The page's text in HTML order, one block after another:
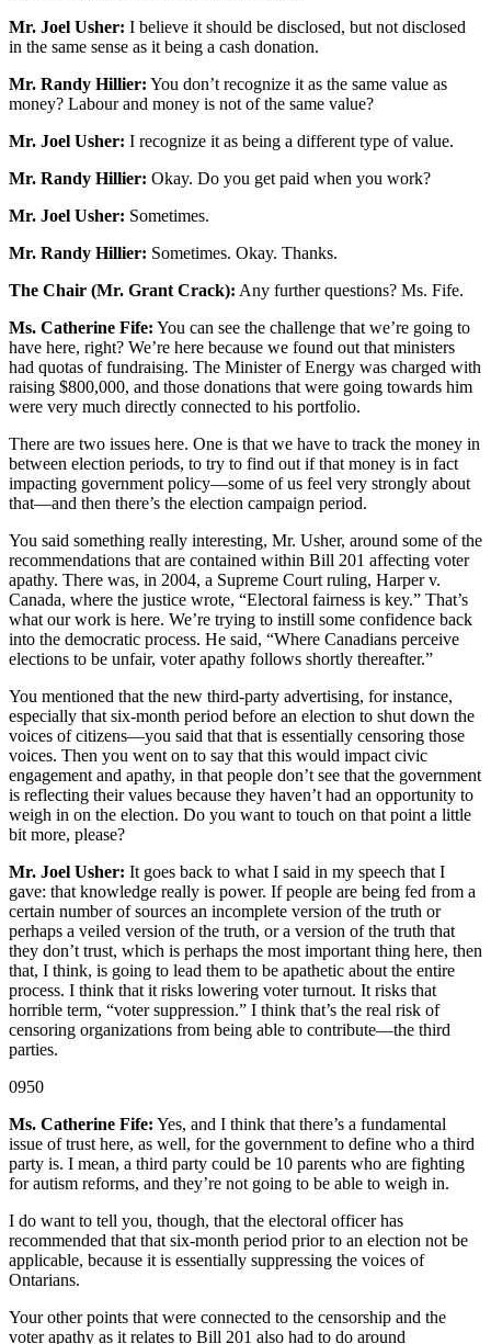
Mr. Joel Usher: I believe it should be disclosed, but not disclosed
in the same sense as it being a cash donation.
Mr. Randy Hillier: You don’t recognize it as the same value as
money? Labour and money is not of the same value?
Mr. Joel Usher: I recognize it as being a different type of value.
Mr. Randy Hillier: Okay. Do you get paid when you work?
Mr. Joel Usher: Sometimes.
Mr. Randy Hillier: Sometimes. Okay. Thanks.
The Chair (Mr. Grant Crack): Any further questions? Ms. Fife.
Ms. Catherine Fife: You can see the challenge that we’re going to
have here, right? We’re here because we found out that ministers
had quotas of fundraising. The Minister of Energy was charged with
raising $800,000, and those donations that were going towards him
were very much directly connected to his portfolio.
There are two issues here. One is that we have to track the money in
between election periods, to try to find out if that money is in fact
impacting government policy—some of us feel very strongly about
that—and then there’s the election campaign period.
You said something really interesting, Mr. Usher, around some of the
recommendations that are contained within Bill 201 affecting voter
apathy. There was, in 2004, a Supreme Court ruling, Harper v.
Canada, where the justice wrote, “Electoral fairness is key.” That’s
what our work is here. We’re trying to instill some confidence back
into the democratic process. He said, “Where Canadians perceive
elections to be unfair, voter apathy follows shortly thereafter.”
You mentioned that the new third-party advertising, for instance,
especially that six-month period before an election to shut down the
voices of citizens—you said that that is essentially censoring those
voices. Then you went on to say that this would impact civic
engagement and apathy, in that people don’t see that the government
is reflecting their values because they haven’t had an opportunity to
weigh in on the election. Do you want to touch on that point a little
bit more, please?
Mr. Joel Usher: It goes back to what I said in my speech that I
gave: that knowledge really is power. If people are being fed from a
certain number of sources an incomplete version of the truth or
perhaps a veiled version of the truth, or a version of the truth that
they don’t trust, which is perhaps the most important thing here, then
that, I think, is going to lead them to be apathetic about the entire
process. I think that it risks lowering voter turnout. It risks that
horrible term, “voter suppression.” I think that’s the real risk of
censoring organizations from being able to contribute—the third
parties.
0950
Ms. Catherine Fife: Yes, and I think that there’s a fundamental
issue of trust here, as well, for the government to define who a third
party is. I mean, a third party could be 10 parents who are fighting
for autism reforms, and they’re not going to be able to weigh in.
I do want to tell you, though, that the electoral officer has
recommended that that six-month period prior to an election not be
applicable, because it is essentially suppressing the voices of
Ontarians.
Your other points that were connected to the censorship and the
voter apathy as it relates to Bill 201 also had to do around